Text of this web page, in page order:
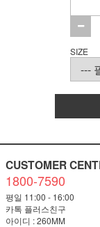
SIZE
CUSTOMER
1800-7590
평일 11:00 - 16:00
카톡 플러스친구
아이디 : 260MM